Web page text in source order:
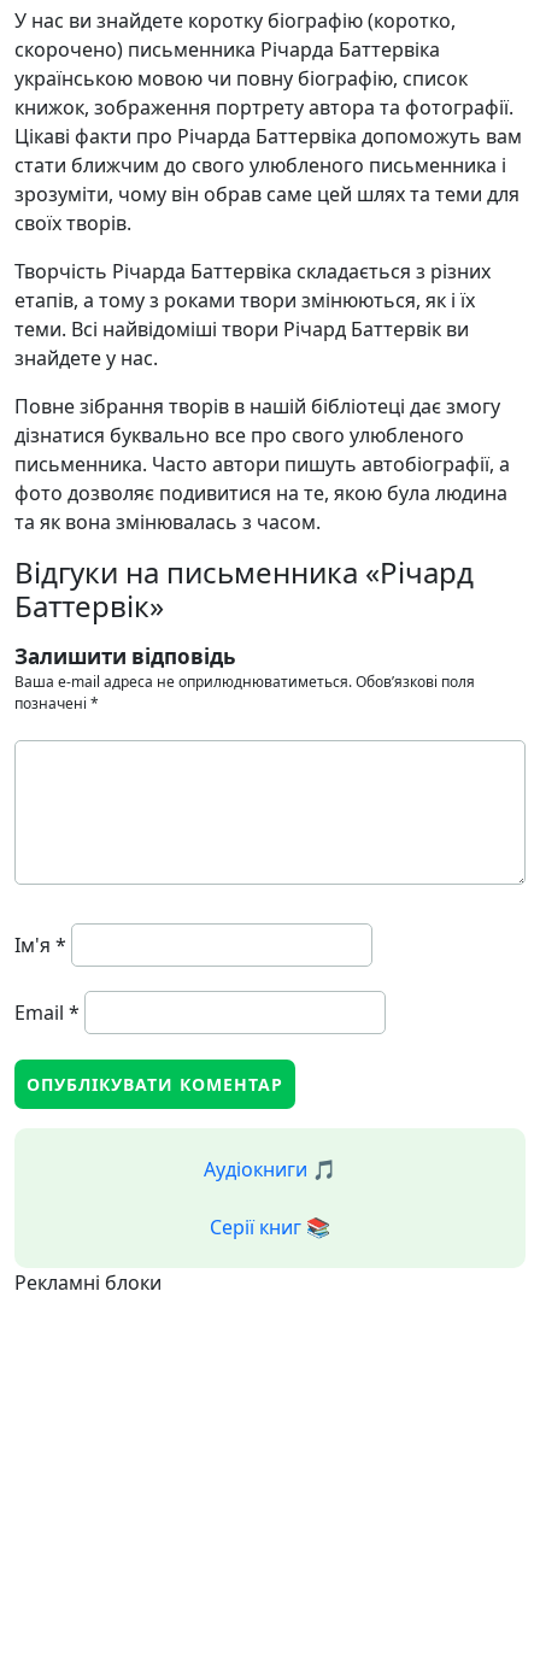
У нас ви знайдете коротку біографію (коротко,
скорочено) письменника Річарда Баттервіка
українською мовою чи повну біографію, список
книжок, зображення портрету автора та фотографії.
Цікаві факти про Річарда Баттервіка допоможуть вам
стати ближчим до свого улюбленого письменника і
зрозуміти, чому він обрав саме цей шлях та теми для
своїх творів.
Творчість Річарда Баттервіка складається з різних
етапів, а тому з роками твори змінюються, як і їх
теми. Всі найвідоміші твори Річард Баттервік ви
знайдете у нас.
Повне зібрання творів в нашій бібліотеці дає змогу
дізнатися буквально все про свого улюбленого
письменника. Часто автори пишуть автобіографії, а
фото дозволяє подивитися на те, якою була людина
та як вона змінювалась з часом.
Відгуки на письменника «Річард
Баттервік»
Залишити відповідь
Ваша e-mail адреса не оприлюднюватиметься.Обов’язкові поля
позначені *
Ім'я *
Email *
Аудіокниги 🎵
Серії книг 📚
Рекламні блоки